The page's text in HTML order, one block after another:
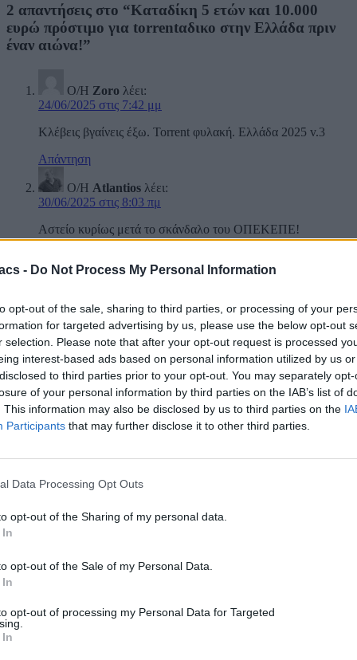
- Do Not Process My Personal Information
opt-out of the sale, sharing to third parties, or processing of your
for targeted advertising by us, please use the below opt-out
selection. Please note that after your opt-out request is processed
interest-based ads based on personal information utilized by us
to third parties prior to your opt-out. You may separately
of your personal information by third parties on the IAB’s list of
This information may also be disclosed by us to third parties on the
Participants that may further disclose it to other third parties.
Data Processing Opt Outs
opt-out of the Sharing of my personal data.
opt-out of the Sale of my Personal Data.
opt-out of processing my Personal Data for Targeted
2 απαντήσεις στο “Καταδίκη 5 ετών και 10.000
ευρώ πρόστιμο για torrentαδικο στην Ελλάδα πριν
έναν αιώνα!”
Ο/Η Zoro λέει:
24/06/2025 στις 7:42 μμ
Κλέβεις βγαίνεις έξω. Torrent φυλακή. Ελλάδα 2025 v.3
Απάντηση
Ο/Η Atlantios λέει:
30/06/2025 στις 8:03 πμ
Αστείο κυρίως μετά το σκάνδαλο του ΟΠΕΚΕΠΕ!
Η ηλ. διεύθυνση σας δεν δημοσιεύεται.
Τα υποχρεωτικά πεδία
σημειώνονται με*
Σχόλιο*
Όνομα *
Email*
This site uses Akismet to reduce spam.Learn how your comment
data is processed.